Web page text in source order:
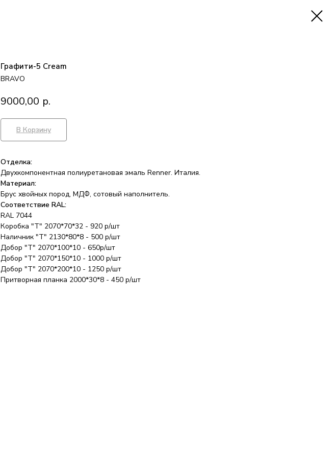
Графити-5 Cream
BRAVO
9000,00 р.
В Корзину
Отделка:
Двухкомпонентная полиуретановая эмаль Renner. Италия.
Материал:
Брус хвойных пород, МДФ, сотовый наполнитель.
Соответствие RAL:
RAL 7044
Коробка "Т" 2070*70*32 - 920 р/шт
Наличник "Т" 2130*80*8 - 500 р/шт
Добор "Т" 2070*100*10 - 650р/шт
Добор "Т" 2070*150*10 - 1000 р/шт
Добор "Т" 2070*200*10 - 1250 р/шт
Притворная планка 2000*30*8 - 450 р/шт